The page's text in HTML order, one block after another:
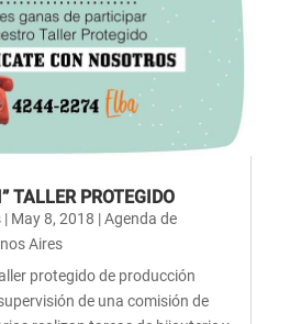
TALLER PROTEGIDO
| May 8, 2018 |Agenda de
Aires
protegido de producción
de una comisión de